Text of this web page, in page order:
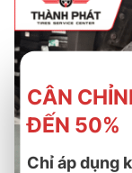
CÂN
ĐẾN 50%
Chỉ áp dụng